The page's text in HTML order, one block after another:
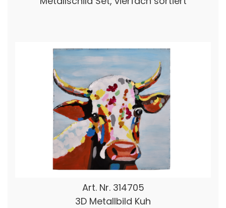
Art. Nr. 314705
3D Metallbild Kuh